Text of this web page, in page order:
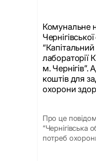
Комунальне
лабораторії
м. Чернігів”.
коштів для
охорони
Про це
“Чернігівська
потреб